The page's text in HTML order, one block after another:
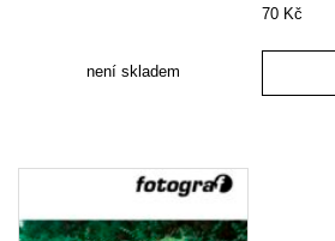
není skladem
70 Kč